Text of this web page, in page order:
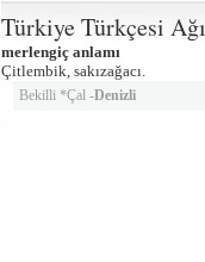
Türkiye Türkçesi
merlengiç anlamı
Çitlembik, sakızağacı.
Bekilli *Çal -Denizli